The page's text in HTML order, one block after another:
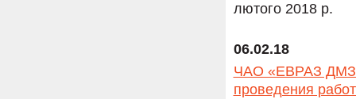
лютого 2018 р.
06.02.18
ЧАО «ЕВРАЗ ДМЗ»
проведения